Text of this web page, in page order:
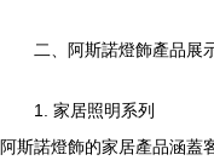
二、阿斯諾燈飾產品展
1. 家居照明系列
阿斯諾燈飾的家居產品涵蓋